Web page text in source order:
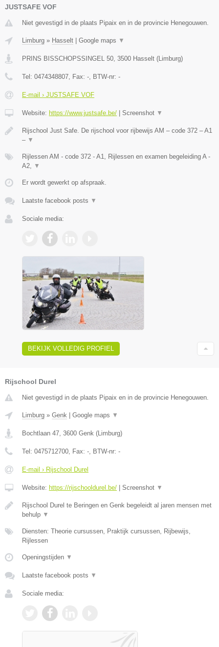
JUSTSAFE VOF
Niet gevestigd in de plaats Pipaix en in de provincie Henegouwen.
Limburg » Hasselt Google maps ▼
PRINS BISSCHOPSSINGEL 50, 3500 Hasselt (Limburg)
Tel: 0474348807, Fax: -, BTW-nr: -
E-mail › JUSTSAFE VOF
Website: https://www.justsafe.be/ Screenshot ▼
Rijschool Just Safe. De rijschool voor rijbewijs AM – code 372 – A1
– ▼
Rijlessen AM - code 372 - A1, Rijlessen en examen begeleiding A -
A2, ▼
Er wordt gewerkt op afspraak.
Laatste facebook posts ▼
Sociale media:
BEKIJK VOLLEDIG PROFIEL
Rijschool Durel
Niet gevestigd in de plaats Pipaix en in de provincie Henegouwen.
Limburg » Genk Google maps ▼
Bochtlaan 47, 3600 Genk (Limburg)
Tel: 0475712700, Fax: -, BTW-nr: -
E-mail › Rijschool Durel
Website: https://rijschooldurel.be/ Screenshot ▼
Rijschool Durel te Beringen en Genk begeleidt al jaren mensen met
behulp ▼
Diensten: Theorie cursussen, Praktijk cursussen, Rijbewijs,
Rijlessen
Openingstijden ▼
Laatste facebook posts ▼
Sociale media: